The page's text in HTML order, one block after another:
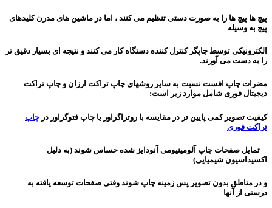
پیچ ها پیچ ها را به صورت دستی تنظیم می کنند ، اما در ماشین های مدرن کلیدهای
پیچ به وسیله
الکترونیکی توسط چاپگر کنترل کننده دستگاه کار می کنند و نتیجه ای بسیار دقیق تر
را به دست می آورند.
مضرات چاپ افست نسبت به سایر روشهای چاپ تراکت ارزان و چاپ تراکت
دیجیتال فوری شامل موارد زیر است:
کیفیت تصویر کمی پایین تر در مقایسه با روتراگراور یا چاپ فتوگراور در چاپ
تراکت فوری
تمایل صفحات چاپ آلومینیومی آنودایز شده حساس شوند (به دلیل
اکسیداسیون شیمیایی)
و در مناطق بدون تصویر پس زمینه چاپ شوند وقتی صفحات توسعه یافته به
درستی از آنها